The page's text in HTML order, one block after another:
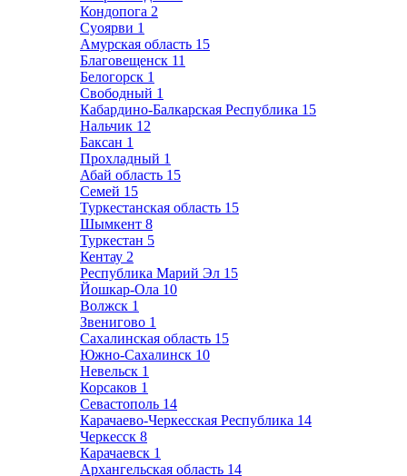
Кондопога 2
Суоярви 1
Амурская область 15
Благовещенск 11
Белогорск 1
Свободный 1
Кабардино-Балкарская Республика 15
Нальчик 12
Баксан 1
Прохладный 1
Абай область 15
Семей 15
Туркестанская область 15
Шымкент 8
Туркестан 5
Кентау 2
Республика Марий Эл 15
Йошкар-Ола 10
Волжск 1
Звенигово 1
Сахалинская область 15
Южно-Сахалинск 10
Невельск 1
Корсаков 1
Севастополь 14
Карачаево-Черкесская Республика 14
Черкесск 8
Карачаевск 1
Архангельская область 14